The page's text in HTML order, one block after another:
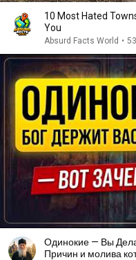
10 Most Hated
You
Absurd Facts World •
Одинокие — Вы
Причин и молива